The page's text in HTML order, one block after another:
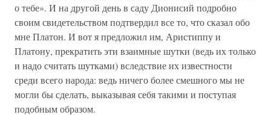
о тебе». И на другой день в саду Дионисий подробно
своим свидетельством подтвердил все то, что сказал обо
мне Платон. И вот я предложил им, Аристиппу и
Платону, прекратить эти взаимные шутки (ведь их только
и надо считать шутками) вследствие их известности
среди всего народа: ведь ничего более смешного мы не
могли бы сделать, выказывая себя такими и поступая
подобным образом.